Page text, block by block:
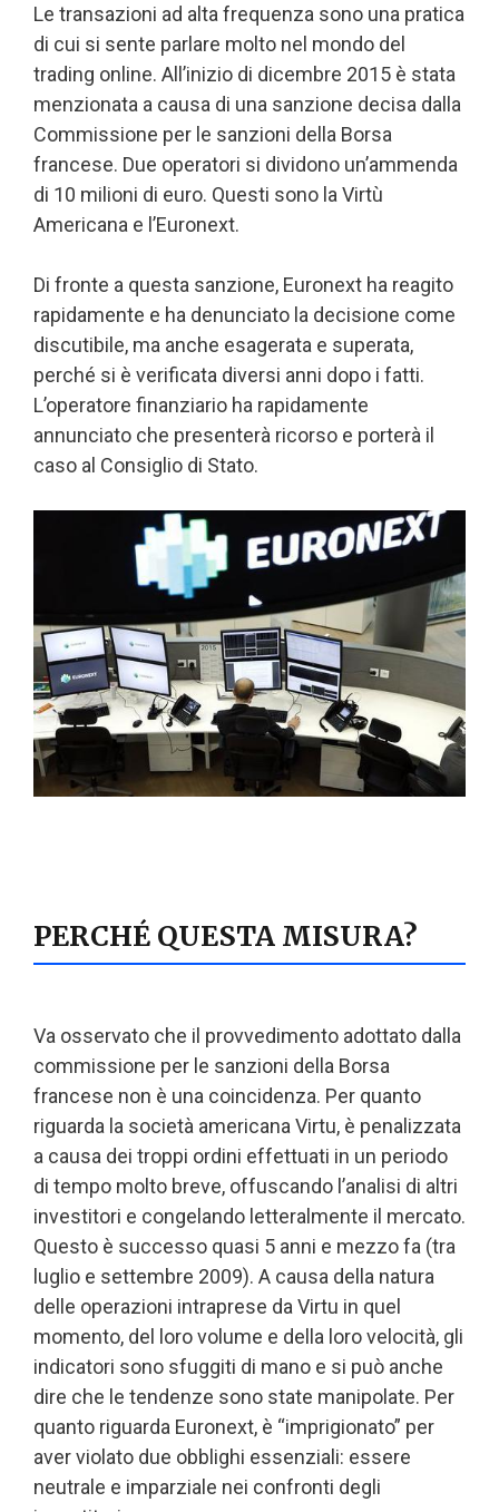
Le transazioni ad alta frequenza sono una pratica
di cui si sente parlare molto nel mondo del
trading online. All’inizio di dicembre 2015 è stata
menzionata a causa di una sanzione decisa dalla
Commissione per le sanzioni della Borsa
francese. Due operatori si dividono un’ammenda
di 10 milioni di euro. Questi sono la Virtù
Americana e l’Euronext.
Di fronte a questa sanzione, Euronext ha reagito
rapidamente e ha denunciato la decisione come
discutibile, ma anche esagerata e superata,
perché si è verificata diversi anni dopo i fatti.
L’operatore finanziario ha rapidamente
annunciato che presenterà ricorso e porterà il
caso al Consiglio di Stato.
PERCHÉ QUESTA MISURA?
Va osservato che il provvedimento adottato dalla
commissione per le sanzioni della Borsa
francese non è una coincidenza. Per quanto
riguarda la società americana Virtu, è penalizzata
a causa dei troppi ordini effettuati in un periodo
di tempo molto breve, offuscando l’analisi di altri
investitori e congelando letteralmente il mercato.
Questo è successo quasi 5 anni e mezzo fa (tra
luglio e settembre 2009). A causa della natura
delle operazioni intraprese da Virtu in quel
momento, del loro volume e della loro velocità, gli
indicatori sono sfuggiti di mano e si può anche
dire che le tendenze sono state manipolate. Per
quanto riguarda Euronext, è “imprigionato” per
aver violato due obblighi essenziali: essere
neutrale e imparziale nei confronti degli